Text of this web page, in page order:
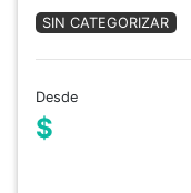
SIN CATEGORIZAR
Desde
$